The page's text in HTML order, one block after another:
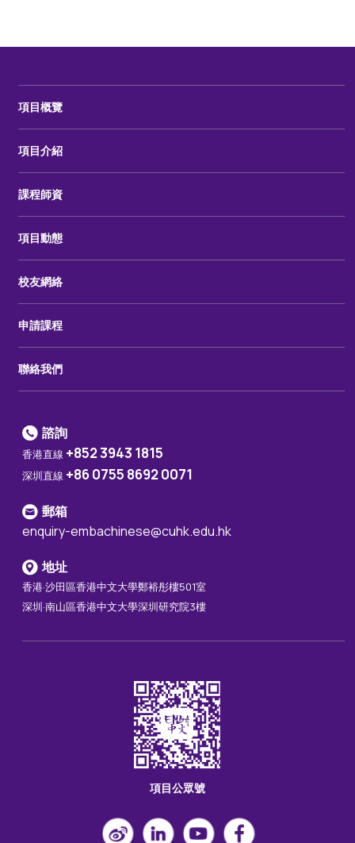
項目概覽
項目介紹
課程師資
項目動態
校友網絡
申請課程
聯絡我們
諮詢
香港直線 +852 3943 1815
深圳直線 +86 0755 8692 0071
郵箱
enquiry-embachinese@cuhk.edu.hk
地址
香港·沙田區香港中文大學鄭裕彤樓501室
深圳·南山區香港中文大學深圳研究院3樓
項目公眾號